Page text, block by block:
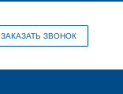
ЗАКАЗАТЬ ЗВОНОК